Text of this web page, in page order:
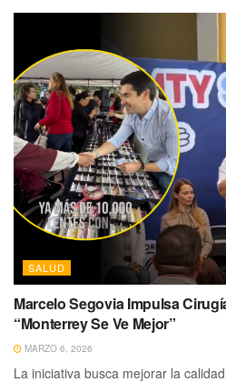
SALUD
Marcelo Segovia Impulsa
“Monterrey Se Ve Mejor”
MARZO 6, 2026
La iniciativa busca mejorar la